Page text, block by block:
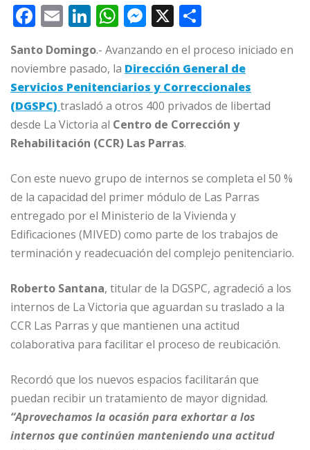
F
a
c
e
b
o
o
k
E
m
ai
l
Li
k
e
dI
n
W
at
s
A
p
p
M
e
ss
e
n
g
e
r
X
m
p
ar
ti
Santo Domingo.- Avanzando en el proceso iniciado en
noviembre pasado, la Dirección General de
Servicios Penitenciarios y Correccionales
(DGSPC) trasladó a otros 400 privados de libertad
desde La Victoria al Centro de Corrección y
Rehabilitación (CCR) Las Parras.
Con este nuevo grupo de internos se completa el 50 %
de la capacidad del primer módulo de Las Parras
entregado por el Ministerio de la Vivienda y
Edificaciones (MIVED) como parte de los trabajos de
terminación y readecuación del complejo penitenciario.
Roberto Santana, titular de la DGSPC, agradeció a los
internos de La Victoria que aguardan su traslado a la
CCR Las Parras y que mantienen una actitud
colaborativa para facilitar el proceso de reubicación.
Recordó que los nuevos espacios facilitarán que
puedan recibir un tratamiento de mayor dignidad.
“Aprovechamos la ocasión para exhortar a los
internos que continúen manteniendo una actitud